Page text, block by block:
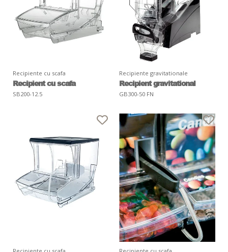
Recipiente cu scafa
Recipient cu scafa
SB200-12.5
Recipiente gravitationale
Recipient gravitational
GB300-50 FN